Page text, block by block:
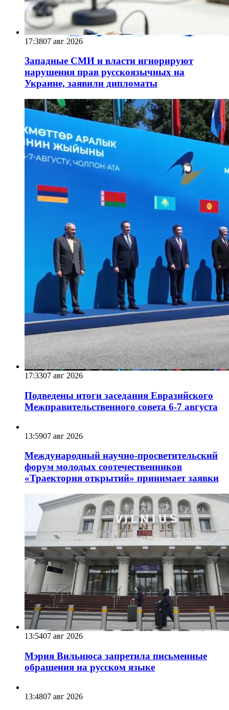
17:3807 авг 2026
Западные СМИ и власти игнорируют
нарушения прав русскоязычных на
Украине, заявили дипломаты
17:3307 авг 2026
Подведены итоги заседания Евразийского
Межправительственного совета 6-7 августа
13:5907 авг 2026
Международный научно-просветительский
форум молодых соотечественников
«Траектория открытий» принимает заявки
13:5407 авг 2026
Мэрия Вильнюса запретила письменные
обращения на русском языке
13:4807 авг 2026